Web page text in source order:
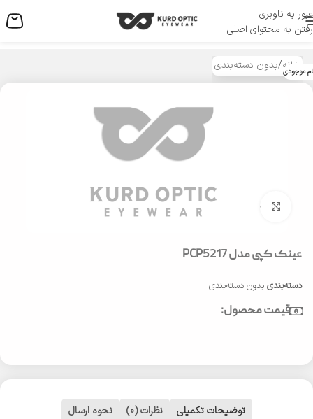
عبور به ناوبری
رفتن به محتوای اصلی
منو
خانه/بدون دسته‌بندی موجودی
بزرگنمایی تصویر
عینک کپی مدل PCP5217
دسته‌بندی بدون دسته‌بندی
قیمت محصول:
توضیحات تکمیلی نظرات (0) نحوه ارسال